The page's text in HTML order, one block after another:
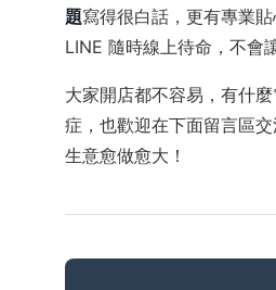
題寫得很白話，更有專業
LINE 隨時線上待命，不會
大家開店都不容易，有什
症，也歡迎在下面留言區
生意愈做愈大！